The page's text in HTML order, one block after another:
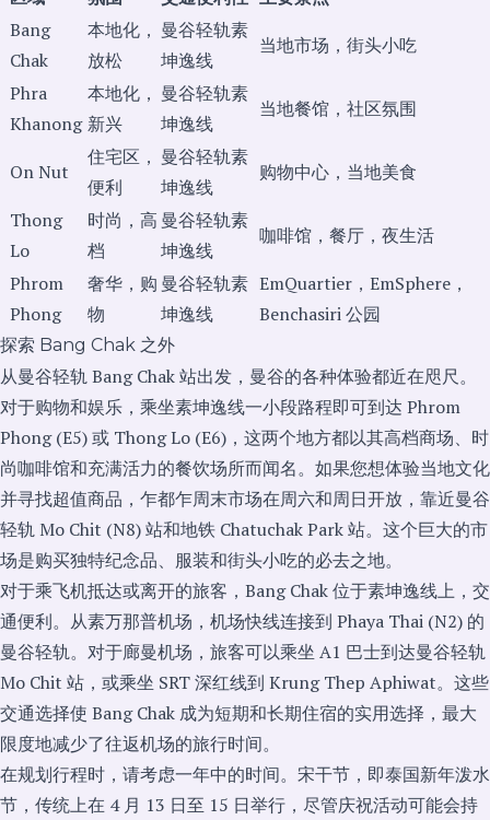
Bang
Chak
本地化，
放松
曼谷轻轨素
坤逸线
当地市场，街头小吃
Phra
Khanong
本地化，
新兴
曼谷轻轨素
坤逸线
当地餐馆，社区氛围
On Nut
住宅区，
便利
曼谷轻轨素
坤逸线
购物中心，当地美食
Thong
Lo
时尚，高
档
曼谷轻轨素
坤逸线
咖啡馆，餐厅，夜生活
Phrom
Phong
奢华，购
物
曼谷轻轨素
坤逸线
EmQuartier，EmSphere，
Benchasiri 公园
探索 Bang Chak 之外
从曼谷轻轨 Bang Chak 站出发，曼谷的各种体验都近在咫尺。
对于购物和娱乐，乘坐素坤逸线一小段路程即可到达 Phrom
Phong (E5) 或 Thong Lo (E6)，这两个地方都以其高档商场、时
尚咖啡馆和充满活力的餐饮场所而闻名。如果您想体验当地文化
并寻找超值商品，乍都乍周末市场在周六和周日开放，靠近曼谷
轻轨 Mo Chit (N8) 站和地铁 Chatuchak Park 站。这个巨大的市
场是购买独特纪念品、服装和街头小吃的必去之地。
对于乘飞机抵达或离开的旅客，Bang Chak 位于素坤逸线上，交
通便利。从素万那普机场，机场快线连接到 Phaya Thai (N2) 的
曼谷轻轨。对于廊曼机场，旅客可以乘坐 A1 巴士到达曼谷轻轨
Mo Chit 站，或乘坐 SRT 深红线到 Krung Thep Aphiwat。这些
交通选择使 Bang Chak 成为短期和长期住宿的实用选择，最大
限度地减少了往返机场的旅行时间。
在规划行程时，请考虑一年中的时间。宋干节，即泰国新年泼水
节，传统上在 4 月 13 日至 15 日举行，尽管庆祝活动可能会持